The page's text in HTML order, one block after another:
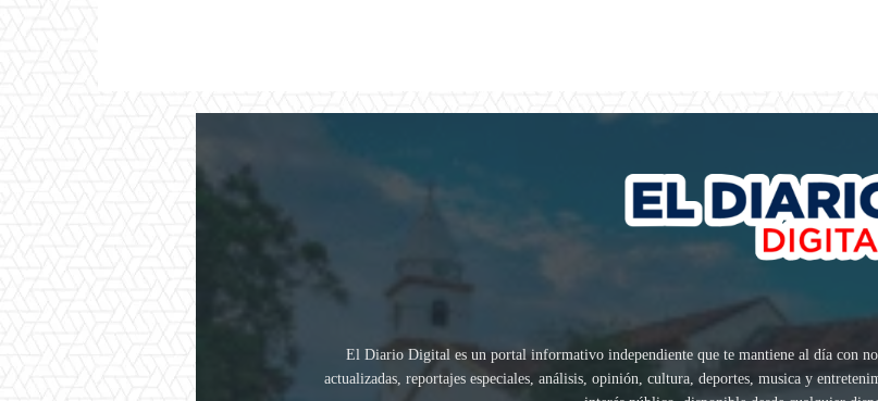
El Diario Digital es un portal informativo independiente que te mantiene al día con
actualizadas, reportajes especiales, análisis, opinión, cultura, deportes, musica y